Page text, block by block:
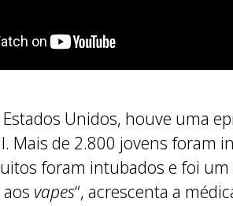
Unidos, houve uma
Mais de 2.800 jovens foram
foram intubados e foi
vapes“, acrescenta a